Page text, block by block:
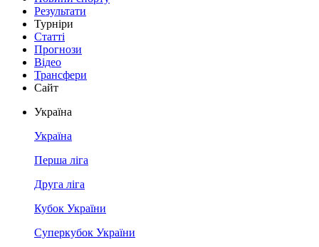
Результати
Турніри
Статті
Прогнози
Відео
Трансфери
Сайт
Україна
Україна
Перша ліга
Друга ліга
Кубок України
Суперкубок України